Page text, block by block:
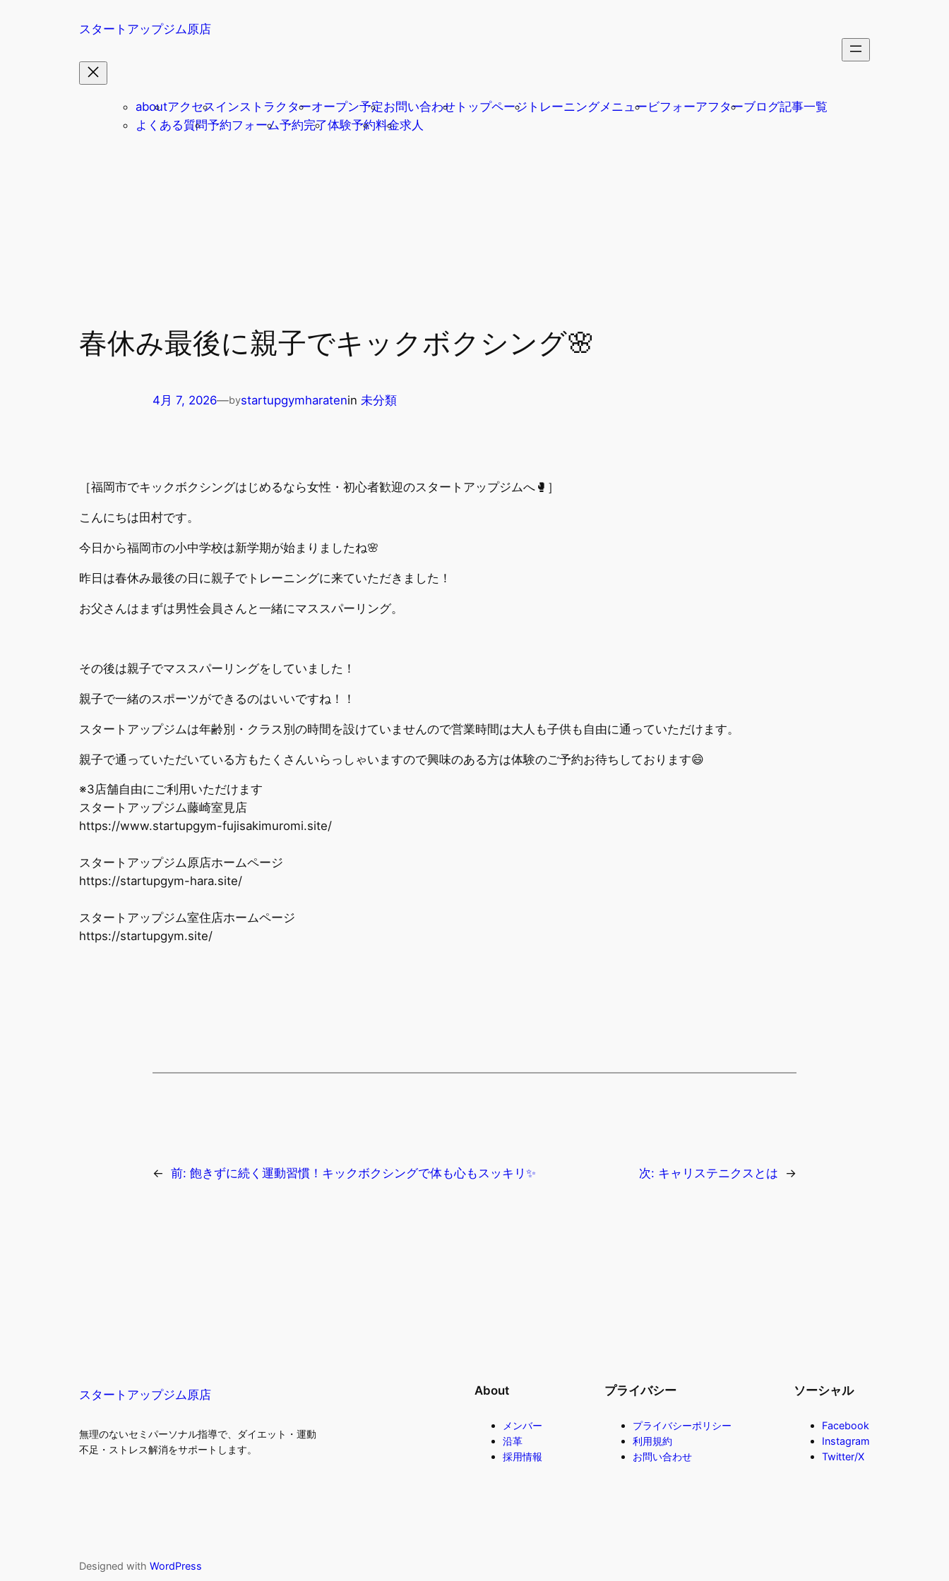
スタートアップジム原店
aboutアクセス インストラクターオープン予定お問い合わせ トップページ トレーニングメニュー ビフォーアフターブログ記事一覧
よくある質問予約フォーム予約完了体験予約料金求人
春休み最後に親子でキックボクシング🌸
4月 7, 2026—bystartupgymharatenin 未分類
［福岡市でキックボクシングはじめるなら女性・初心者歓迎のスタートアップジムへ🥊］
こんにちは田村です。
今日から福岡市の小中学校は新学期が始まりましたね🌸
昨日は春休み最後の日に親子でトレーニングに来ていただきました！
お父さんはまずは男性会員さんと一緒にマススパーリング。
その後は親子でマススパーリングをしていました！
親子で一緒のスポーツができるのはいいですね！！
スタートアップジムは年齢別・クラス別の時間を設けていませんので営業時間は大人も子供も自由に通っていただけます。
親子で通っていただいている方もたくさんいらっしゃいますので興味のある方は体験のご予約お待ちしております😄
※3店舗自由にご利用いただけます
スタートアップジム藤崎室見店
https://www.startupgym-fujisakimuromi.site/
スタートアップジム原店ホームページ
https://startupgym-hara.site/
スタートアップジム室住店ホームページ
https://startupgym.site/
← 前: 飽きずに続く運動習慣！キックボクシングで体も心もスッキリ✨ 次: キャリステニクスとは →
スタートアップジム原店
無理のないセミパーソナル指導で、ダイエット・運動
不足・ストレス解消をサポートします。
About
メンバー
沿革
採用情報
プライバシー
プライバシーポリシー
利用規約
お問い合わせ
ソーシャル
Facebook
Instagram
Twitter/X
Designed with WordPress